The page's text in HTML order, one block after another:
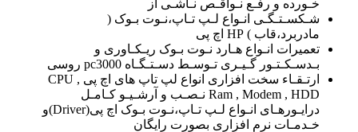
خـورده و رفـع نـواقـص نـاشـی از
شـکسـتـگـی انـواع لـپ تـاپ،نـوت بـوک (
مادربرد،قاب ) HP اچ پی
تعمیرات انـواع هـارد نـوت بـوک ریـکـاوری و
بـدسـکـتـور گـیـری تـوسـط دسـتـگـاه pc3000 روسی
ارتـقـاء سخت افزاری انواع لپ تاپ های اچ پی CPU ,
Ram , Modem , HDD نـصـب و آرشـیـو کـامـل
درایـورهـای انـواع لـپ تـاپ،نـوت بـوک اچ پی(Driver)و
خـدمـات نرم افزاری بصورت رایگان